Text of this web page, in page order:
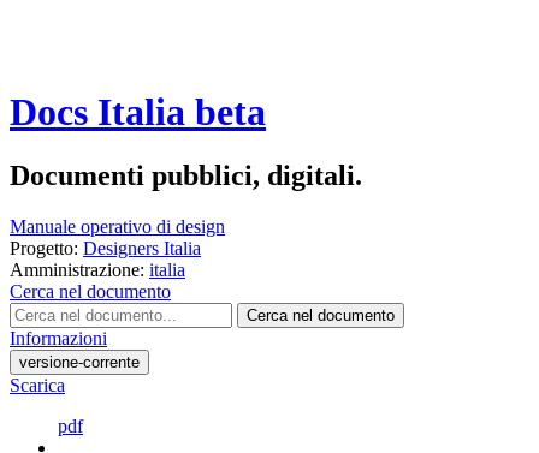
Docs Italia beta
Documenti pubblici, digitali.
Manuale operativo di design
Progetto: Designers Italia
Amministrazione: italia
Cerca nel documento
Cerca nel documento
Informazioni
versione-corrente
Scarica
pdf